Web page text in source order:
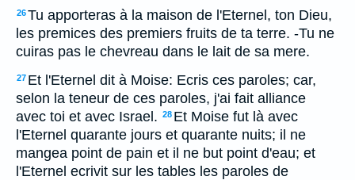
26Tu apporteras à la maison de l'Eternel, ton Dieu,
les premices des premiers fruits de ta terre. -Tu ne
cuiras pas le chevreau dans le lait de sa mere.
27 Et l'Eternel dit à Moise: Ecris ces paroles; car,
selon la teneur de ces paroles, j'ai fait alliance
avec toi et avec Israel. 28 Et Moise fut là avec
l'Eternel quarante jours et quarante nuits; il ne
mangea point de pain et il ne but point d'eau; et
l'Eternel ecrivit sur les tables les paroles de